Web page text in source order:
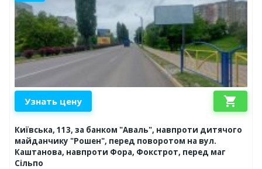
Узнать цену shopping_cart
Київська, 113, за банком "Аваль", навпроти дитячого
майданчику "Рошен", перед поворотом на вул.
Каштанова, навпроти Фора, Фокстрот, перед маг
Сільпо